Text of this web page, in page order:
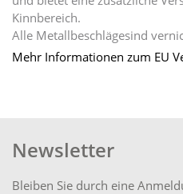
Kinnbereich.
Alle Metallbeschlägesind
Mehr Informationen zum EU
Newsletter
Bleiben Sie durch eine